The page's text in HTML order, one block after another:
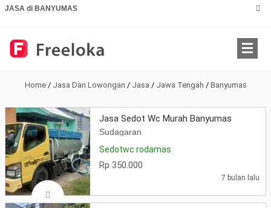
JASA di BANYUMAS
Home / Jasa Dan Lowongan / Jasa / Jawa Tengah / Banyumas
Jasa Sedot Wc Murah Banyumas
Sudagaran
Sedotwc rodamas
Rp 350.000
7 bulan lalu